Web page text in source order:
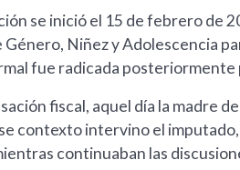
se inició el 15 de febrero de
Género, Niñez y Adolescencia
fue radicada posteriormente
fiscal, aquel día la madre
contexto intervino el
continuaban las